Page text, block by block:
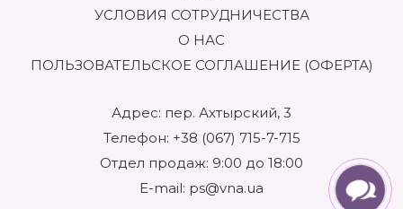
УСЛОВИЯ СОТРУДНИЧЕСТВА
О НАС
ПОЛЬЗОВАТЕЛЬСКОЕ СОГЛАШЕНИЕ (ОФЕРТА)
Адрес: пер. Ахтырский, 3
Телефон: +38 (067) 715-7-715
Отдел продаж: 9:00 до 18:00
E-mail: ps@vna.ua